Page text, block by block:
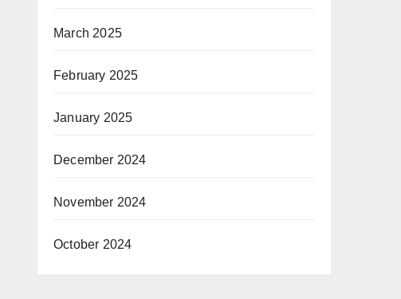
March 2025
February 2025
January 2025
December 2024
November 2024
October 2024